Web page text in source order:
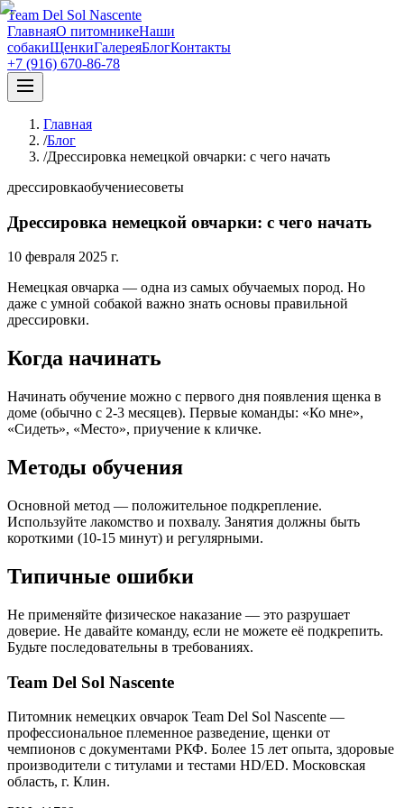
Team Del Sol Nascente
ГлавнаяО питомникеНаши
собакиЩенкиГалереяБлогКонтакты
+7 (916) 670-86-78
Главная
/Блог
/Дрессировка немецкой овчарки: с чего начать
дрессировкаобучениесоветы
Дрессировка немецкой овчарки: с чего начать
10 февраля 2025 г.
Немецкая овчарка — одна из самых обучаемых пород. Но
даже с умной собакой важно знать основы правильной
дрессировки.
Когда начинать
Начинать обучение можно с первого дня появления щенка в
доме (обычно с 2-3 месяцев). Первые команды: «Ко мне»,
«Сидеть», «Место», приучение к кличке.
Методы обучения
Основной метод — положительное подкрепление.
Используйте лакомство и похвалу. Занятия должны быть
короткими (10-15 минут) и регулярными.
Типичные ошибки
Не применяйте физическое наказание — это разрушает
доверие. Не давайте команду, если не можете её подкрепить.
Будьте последовательны в требованиях.
Team Del Sol Nascente
Питомник немецких овчарок Team Del Sol Nascente —
профессиональное племенное разведение, щенки от
чемпионов с документами РКФ. Более 15 лет опыта, здоровые
производители с титулами и тестами HD/ED. Московская
область, г. Клин.